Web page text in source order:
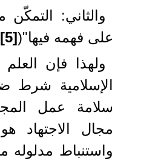
والثاني: التمكّن
على فهمه فيها"([5]
ولهذا فإن
الإسلامية
سلامة عمل
مجال الاجتهاد
واستنباط مدلوله